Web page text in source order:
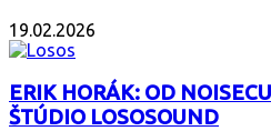
19.02.2026
ERIK HORÁK: OD
ŠTÚDIO LOSOSOUND